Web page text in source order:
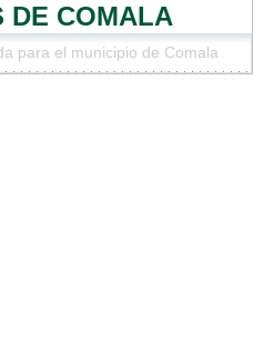
DE COMALA
para el municipio de Comala